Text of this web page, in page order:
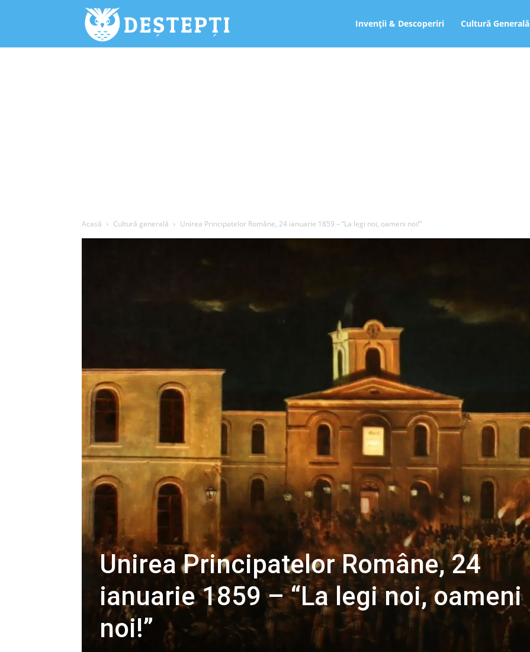
Deștepți.ro Invenții & Descoperiri Cultură Generală
Acasă Cultură generală Unirea Principatelor Române, 24 ianuarie 1859 – “La legi noi, oameni noi!”
Unirea Principatelor Române, 24
ianuarie 1859 – “La legi noi, oameni
noi!”